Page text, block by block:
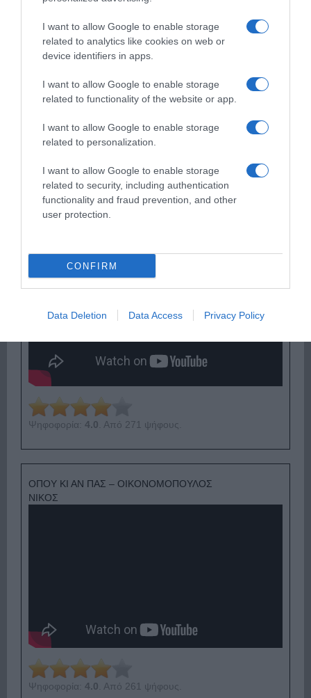
I want to allow Google to enable storage
related to analytics like cookies on web or
device identifiers in apps.
I want to allow Google to enable storage
related to functionality of the website or app.
I want to allow Google to enable storage
related to personalization.
I want to allow Google to enable storage
related to security, including authentication
functionality and fraud prevention, and other
user protection.
CONFIRM
Data Deletion Data Access Privacy Policy
Ψηφοφορία:4.1. Από 325 ψήφους.
ΕΞΑΙΡΕΣΗ – ΒΙΣΣΗ ΑΝΝΑ
Ψηφοφορία: 4.0 . Από 271 ψήφους.
ΟΠΟΥ ΚΙ ΑΝ ΠΑΣ – ΟΙΚΟΝΟΜΟΠΟΥΛΟΣ
ΝΙΚΟΣ
Ψηφοφορία: 4.0 . Από 261 ψήφους.